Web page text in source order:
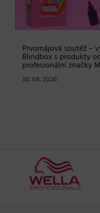
Prvomájová soutěž –
Blindbox s produkty
profesionální značky
30. 04. 2026